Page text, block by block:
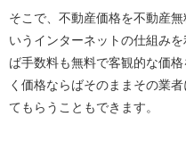
そこで、不動産価格を不動産
いうインターネットの仕組み
ば手数料も無料で客観的な価
く価格ならばそのままその業
てもらうこともできます。